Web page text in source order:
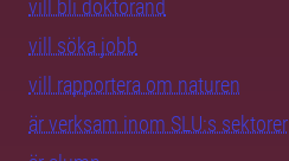
vill bli doktorand
vill söka jobb
vill rapportera om naturen
är verksam inom SLU:s sektorer